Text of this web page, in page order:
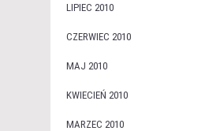
LIPIEC 2010
CZERWIEC 2010
MAJ 2010
KWIECIEŃ 2010
MARZEC 2010